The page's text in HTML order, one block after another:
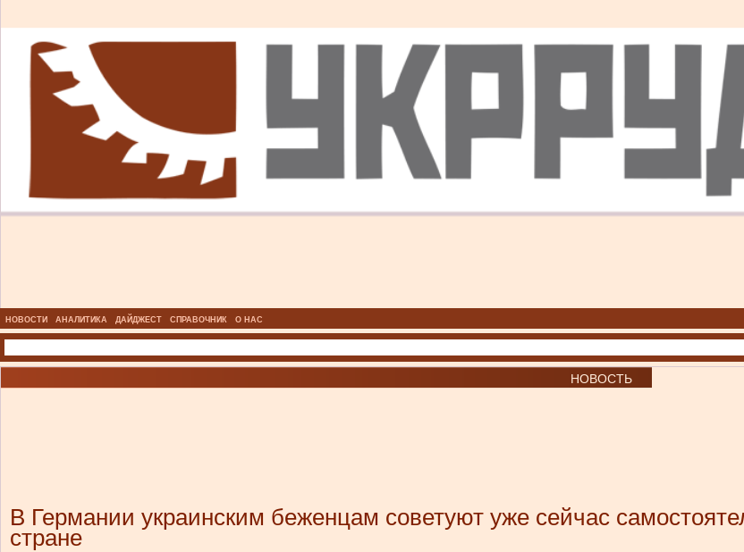
НОВОСТИ АНАЛИТИКА ДАЙДЖЕСТ СПРАВОЧНИК О НАС
НОВОСТЬ
В Германии украинским беженцам советуют уже сейчас
стране